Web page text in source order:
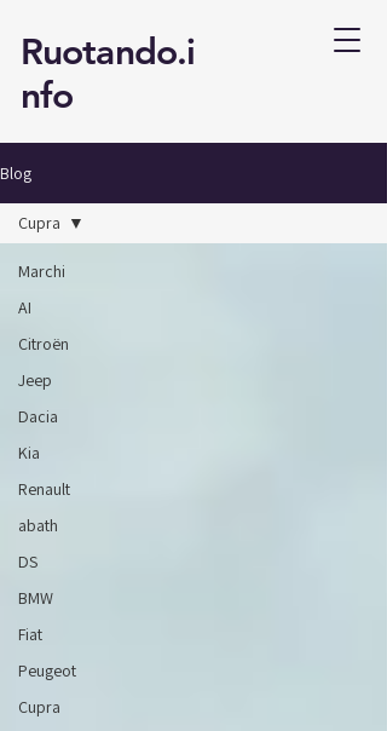
Ruotando.i
nfo
Blog
Marchi
AI
Citroën
Jeep
Dacia
Kia
Renault
abath
DS
BMW
Fiat
Peugeot
Cupra
Cupra